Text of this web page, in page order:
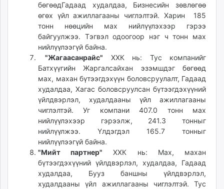
бөгөөдГадаад худалдаа, Бизнесийн зөвлөгөө
өгөх үйл ажиллагааны чиглэлтэй. Харин 185
тонн нөөцийн мах нийлүүлэхээр гэрээ
байгуулжээ. Тэгвэл одоогоор нэг ч тонн мах
нийлүүлээгүй байна.
"Жагаасанрайс" ХХК нь: Тус компанийг
Батхүүгийн Жаргалсайхан эзэмшдэг бөгөөд
мах, махан бүтээгдэхүүн боловсруулалт, Гадаад
худалдаа, Хагас боловсруулсан бүтээгдэхүүний
үйлдвэрлэл, худалдааны үйл ажиллагааны
чиглэлтэй. Уг компани 407.0 тонн мах
нийлүүлэхээр гэрээлж, 241.3 тонныг
нийлүүлжээ. Үлдэгдэл 165.7 тонныг
нийлүүлээгүй байна.
"Мийт партнер" ХХК нь: Мах, махан
бүтээгдэхүүний үйлдвэрлэл, худалдаа, Гадаад
худалдаа, Бууз баншны үйлдвэрлэл,
худалдааны үйл ажиллагааны чиглэлтэй. Тус